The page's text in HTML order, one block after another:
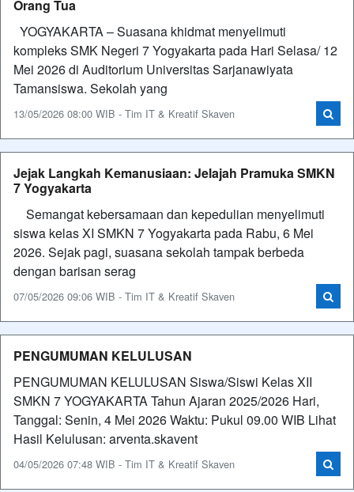
Orang Tua
YOGYAKARTA – Suasana khidmat menyelimuti
kompleks SMK Negeri 7 Yogyakarta pada Hari Selasa/ 12
Mei 2026 di Auditorium Universitas Sarjanawiyata
Tamansiswa. Sekolah yang
13/05/2026 08:00 WIB - Tim IT & Kreatif Skaven
Jejak Langkah Kemanusiaan: Jelajah Pramuka SMKN
7 Yogyakarta
Semangat kebersamaan dan kepedulian menyelimuti
siswa kelas XI SMKN 7 Yogyakarta pada Rabu, 6 Mei
2026. Sejak pagi, suasana sekolah tampak berbeda
dengan barisan serag
07/05/2026 09:06 WIB - Tim IT & Kreatif Skaven
PENGUMUMAN KELULUSAN
PENGUMUMAN KELULUSAN Siswa/Siswi Kelas XII
SMKN 7 YOGYAKARTA Tahun Ajaran 2025/2026 Hari,
Tanggal: Senin, 4 Mei 2026 Waktu: Pukul 09.00 WIB Lihat
Hasil Kelulusan: arventa.skavent
04/05/2026 07:48 WIB - Tim IT & Kreatif Skaven